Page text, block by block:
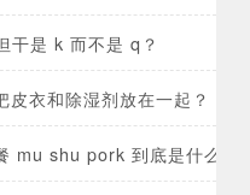
干是 k 而不是 q？
皮衣和除湿剂放在一起？
mu shu pork 到底是什么？